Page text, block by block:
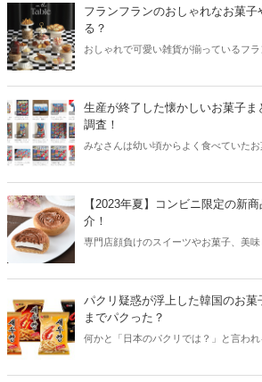
フランフランのおしゃれなお菓子
る？
おしゃれで可愛い雑貨が揃っているフ
購入できる店舗についてご紹介します。
生産が終了した懐かしいお菓子ま
調査！
みなさんは幼い頃からよく食べていたお
ます！
【2023年夏】コンビニ限定の新
介！
専門店顔負けのスイーツやお菓子、美味
から2023年夏の新商品お菓子やスイー
パクリ疑惑が浮上した韓国のお菓
までパクった？
何かと「日本のパクリでは？」と言われ